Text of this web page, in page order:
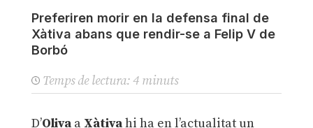
Preferiren morir en la defensa final de
Xàtiva abans que rendir-se a Felip V de
Borbó
Temps de lectura: 4 minuts
D’Olivaa Xàtivahi ha en l’actualitat un